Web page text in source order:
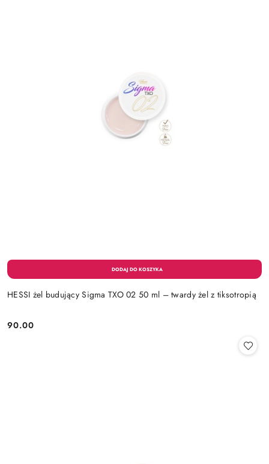
HESSI żel budujący Sigma TXO 02 50 ml – twardy żel z tiksotropią
Cena:
90.00